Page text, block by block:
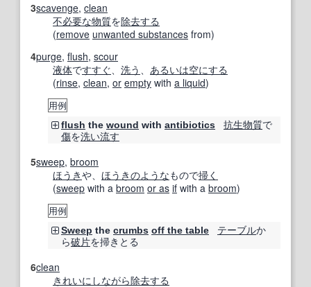
3scavenge, clean
不必要な物質を除去する
(remove unwanted substances from)
4purge, flush, scour
液体ですすぐ、 洗う 、 あるいは空にする
(rinse, clean, or empty with a liquid)
用例
flush the wound with antibiotics 抗生物質で
傷を洗い流す
5sweep, broom
ほうきや、 ほうきのようなもので掃く
(sweep with a broom or as if with a broom)
用例
Sweep the crumbs off the table テーブルか
ら破片を掃きとる
6clean
きれいに しながら除去する